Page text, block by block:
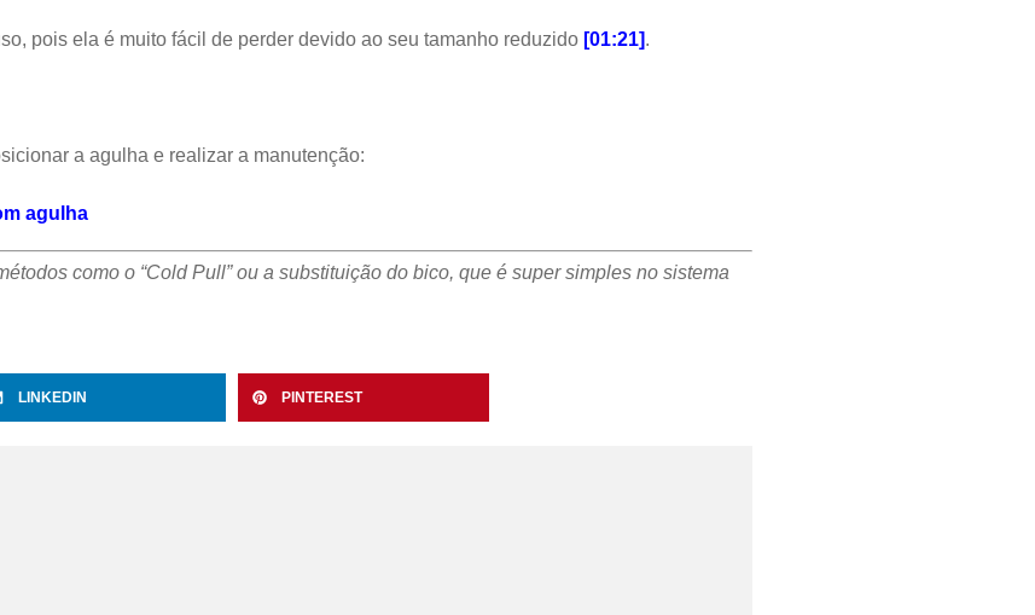
pois ela é muito fácil de perder devido ao seu tamanho reduzido [01:21].
a agulha e realizar a manutenção:
agulha
como o “Cold Pull” ou a substituição do bico, que é super simples no sistema
LINKEDIN PINTEREST